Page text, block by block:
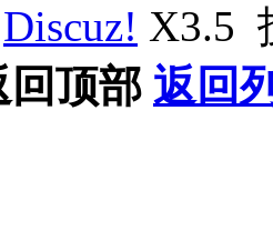
Discuz! X3.5
回顶部 返回